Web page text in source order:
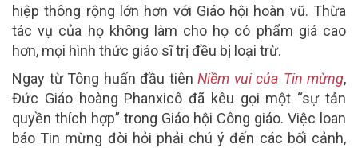
hiệp thông rộng lớn hơn với Giáo hội hoàn vũ. Thừa
tác vụ của họ không làm cho họ có phẩm giá cao
hơn, mọi hình thức giáo sĩ trị đều bị loại trừ.
Ngay từ Tông huấn đầu tiên Niềm vui của Tin mừng,
Đức Giáo hoàng Phanxicô đã kêu gọi một “sự tản
quyền thích hợp” trong Giáo hội Công giáo. Việc loan
báo Tin mừng đòi hỏi phải chú ý đến các bối cảnh,